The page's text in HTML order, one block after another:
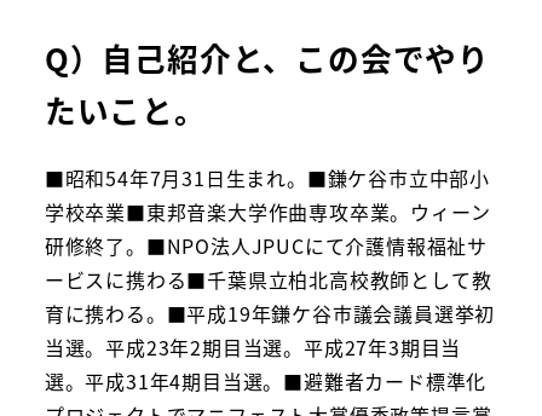
Q）自己紹介と、この会でやり
たいこと。
■昭和54年7月31日生まれ。■鎌ケ谷市立中部小
学校卒業■東邦音楽大学作曲専攻卒業。ウィーン
研修終了。■NPO法人JPUCにて介護情報福祉サ
ービスに携わる■千葉県立柏北高校教師として教
育に携わる。■平成19年鎌ケ谷市議会議員選挙初
当選。平成23年2期目当選。平成27年3期目当
選。平成31年4期目当選。■避難者カード標準化